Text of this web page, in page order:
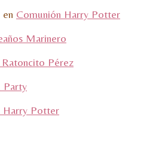
en Comunión Harry Potter
Marinero
Pérez
Party
Harry Potter